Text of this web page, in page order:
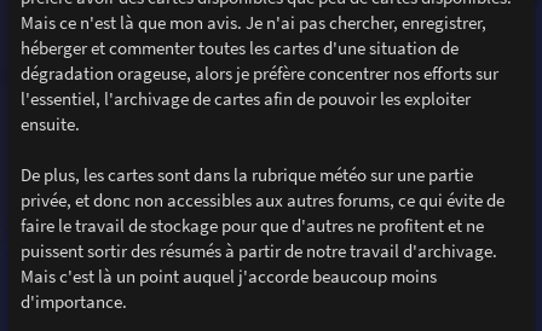
Mais ce n'est là que mon avis. Je n'ai pas chercher, enregistrer,
héberger et commenter toutes les cartes d'une situation de
dégradation orageuse, alors je préfère concentrer nos efforts sur
l'essentiel, l'archivage de cartes afin de pouvoir les exploiter
ensuite.
De plus, les cartes sont dans la rubrique météo sur une partie
privée, et donc non accessibles aux autres forums, ce qui évite de
faire le travail de stockage pour que d'autres ne profitent et ne
puissent sortir des résumés à partir de notre travail d'archivage.
Mais c'est là un point auquel j'accorde beaucoup moins
d'importance.